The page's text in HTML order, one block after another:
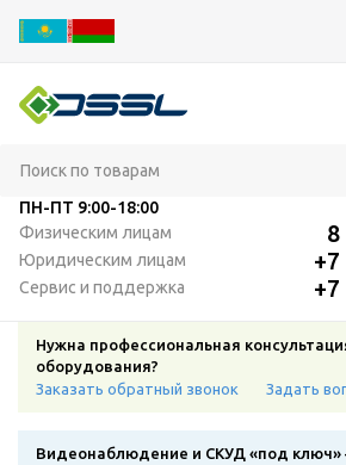
ПН-ПТ 9:00-18:00
Физическим лицам
8
Юридическим лицам +7
Сервис и поддержка
Нужна профессиональная
оборудования?
Заказать обратный звонок
Задать
Видеонаблюдение и СКУД «под